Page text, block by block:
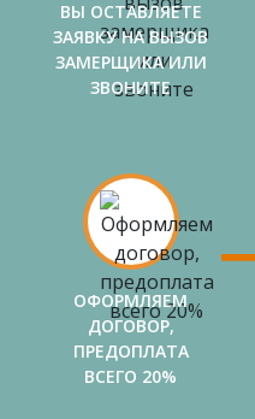
ВЫ ОСТАВЛЯЕТЕ
ЗАЯВКУ НА ВЫЗОВ
ЗАМЕРЩИКА ИЛИ
ЗВОНИТЕ
ОФОРМЛЯЕМ
ДОГОВОР,
ПРЕДОПЛАТА
ВСЕГО 20%